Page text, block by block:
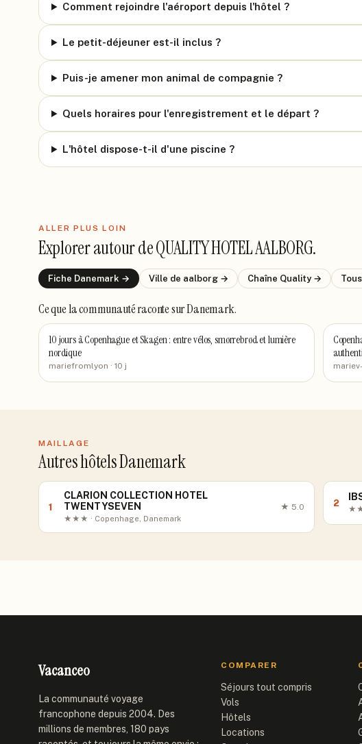
Comment rejoindre l'aéroport depuis l'hôtel ?
Le petit-déjeuner est-il inclus ?
Puis-je amener mon animal de compagnie ?
Quels horaires pour l'enregistrement et le départ ?
L'hôtel dispose-t-il d'une piscine ?
ALLER PLUS LOIN
Explorer autour deQUALITY HOTEL AALBORG.
Fiche Danemark → Ville de aalborg → Chaîne Quality→
Ce que la communauté racontesur Danemark.
10 jours à Copenhague et Skagen : entre vélos, smørrebrød et lumière
nordique
mariefromlyon · 10 j
MAILLAGE
Autres hôtels Danemark
1
CLARION COLLECTION HOTEL
TWENTYSEVEN
★★★ · Copenhage, Danemark
★ 5.0 2
Vacanceo
La communauté voyage
francophone depuis 2004. Des
millions de membres, 180 pays
COMPARER
Séjours tout compris
Vols
Hôtels
Locations